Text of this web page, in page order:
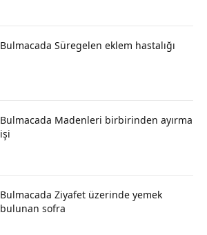
Bulmacada Süregelen eklem hastalığı
Bulmacada Madenleri birbirinden ayırma
işi
Bulmacada Ziyafet üzerinde yemek
bulunan sofra